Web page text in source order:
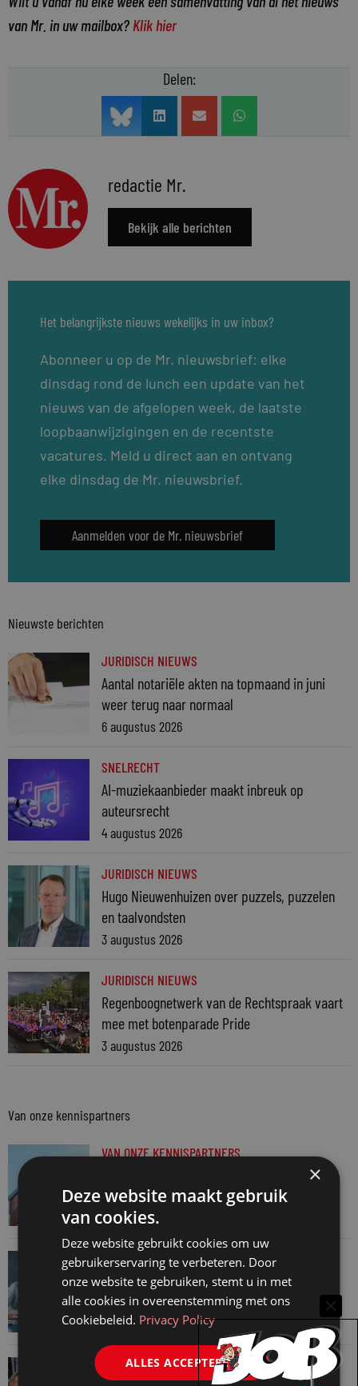
van Mr. in uw mailbox? Klik hier
Delen:
redactie Mr.
Bekijk alle berichten
Het belangrijkste nieuws wekelijks in uw inbox?
Abonneer u op de Mr. nieuwsbrief: elke
dinsdag rond de lunch een update van het
nieuws van de afgelopen week, de laatste
loopbaanwijzigingen en de recentste
vacatures. Meld u direct aan en ontvang
elke dinsdag de Mr. nieuwsbrief.
Aanmelden voor de Mr. nieuwsbrief
Nieuwste berichten
JURIDISCH NIEUWS
Aantal notariële akten na topmaand in juni
weer terug naar normaal
6 augustus 2026
SNELRECHT
AI-muziekaanbieder maakt inbreuk op
auteursrecht
4 augustus 2026
JURIDISCH NIEUWS
Hugo Nieuwenhuizen over puzzels, puzzelen
en taalvondsten
3 augustus 2026
JURIDISCH NIEUWS
Regenboognetwerk van de Rechtspraak vaart
mee met botenparade Pride
3 augustus 2026
Van onze kennispartners
VAN ONZE KENNISPARTNERS
Van praktijk naar bewijs: hoe onderbouw je
keuzes tijdens een Wwft-audit?
7 augustus 2026
VAN ONZE KENNISPARTNERS
Werkdruk zegt meer dan urennormen
7 augustus 2026
VAN ONZE KENNISPARTNERS
×
Deze website maakt gebruik
van cookies.
Deze website gebruikt cookies om uw
gebruikerservaring te verbeteren. Door
onze website te gebruiken, stemt u in met
alle cookies in overeenstemming met ons
Cookiebeleid. Privacy Policy
ALLES ACCEPTEREN